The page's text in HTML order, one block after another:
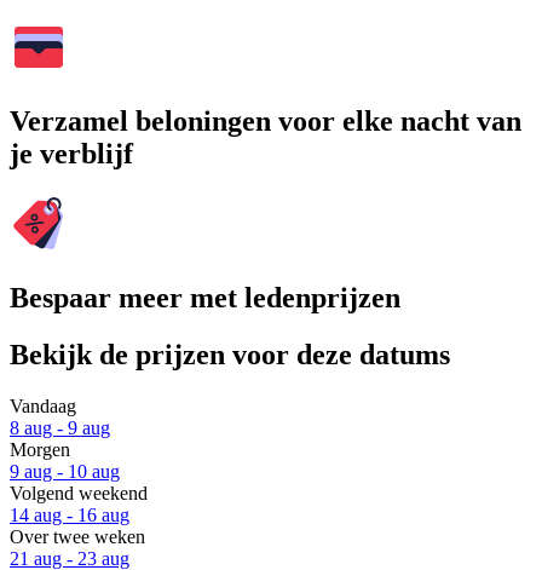
Verzamel beloningen voor elke nacht van
je verblijf
Bespaar meer met ledenprijzen
Bekijk de prijzen voor deze datums
Vandaag
8 aug - 9 aug
Morgen
9 aug - 10 aug
Volgend weekend
14 aug - 16 aug
Over twee weken
21 aug - 23 aug